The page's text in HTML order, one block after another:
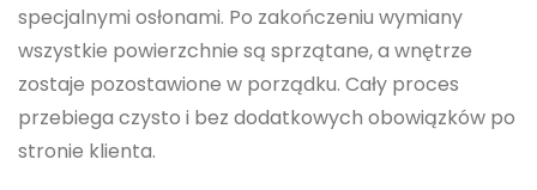
specjalnymi osłonami. Po zakończeniu wymiany
wszystkie powierzchnie są sprzątane, a wnętrze
zostaje pozostawione w porządku. Cały proces
przebiega czysto i bez dodatkowych obowiązków po
stronie klienta.